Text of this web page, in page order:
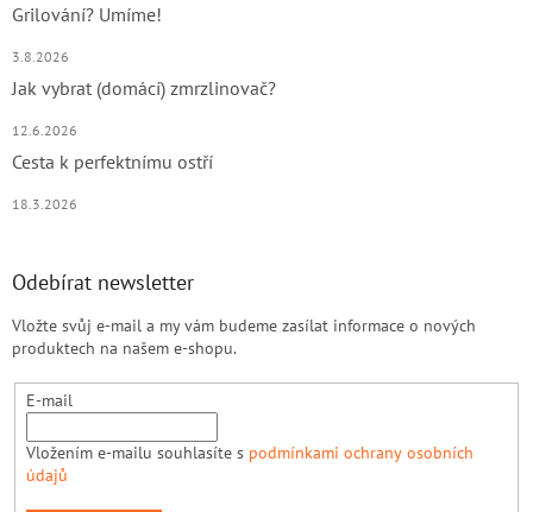
Grilování? Umíme!
3.8.2026
Jak vybrat (domácí) zmrzlinovač?
12.6.2026
Cesta k perfektnímu ostří
18.3.2026
Odebírat newsletter
Vložte svůj e-mail a my vám budeme zasílat informace o nových
produktech na našem e-shopu.
E-mail
Vložením e-mailu souhlasíte s podmínkami ochrany osobních
údajů